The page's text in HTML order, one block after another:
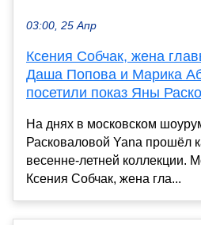
03:00, 25 Апр
Ксения Собчак, жена
Даша Попова и Марика
посетили показ Яны
На днях в московском
Расковаловой Yana прошёл
весенне-летней коллекции.
Ксения Собчак, жена гла...